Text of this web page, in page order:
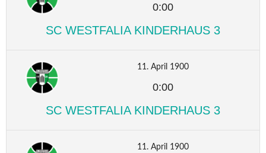
0:00
SC WESTFALIA KINDERHAUS 3
11. April 1900
0:00
SC WESTFALIA KINDERHAUS 3
11. April 1900